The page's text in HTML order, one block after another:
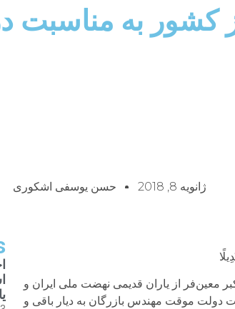
کشور به
ژانویه 8, 2018 حسن یوسفی اشکوری
معین‌فر از یاران قدیمی نهضت ملی ایران و
دولت موقت مهندس بازرگان به دیار باقی و